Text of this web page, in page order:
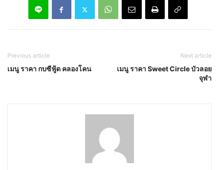
Previous article
เมนู ราคา กบซีฟู้ด คลองโคน
Next article
เมนู ราคา Sweet Circle บัวลอย
จุฬา